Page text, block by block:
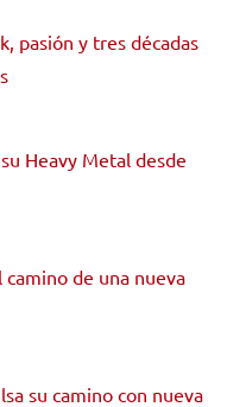
pasión y tres décadas
Heavy Metal desde
camino de una nueva
su camino con nueva